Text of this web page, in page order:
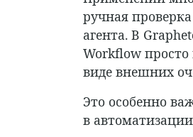
ручная
агента. В
Workflow
виде внешних
Это особенно
в